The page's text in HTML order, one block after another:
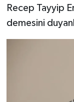
Recep Tayyip
demesini